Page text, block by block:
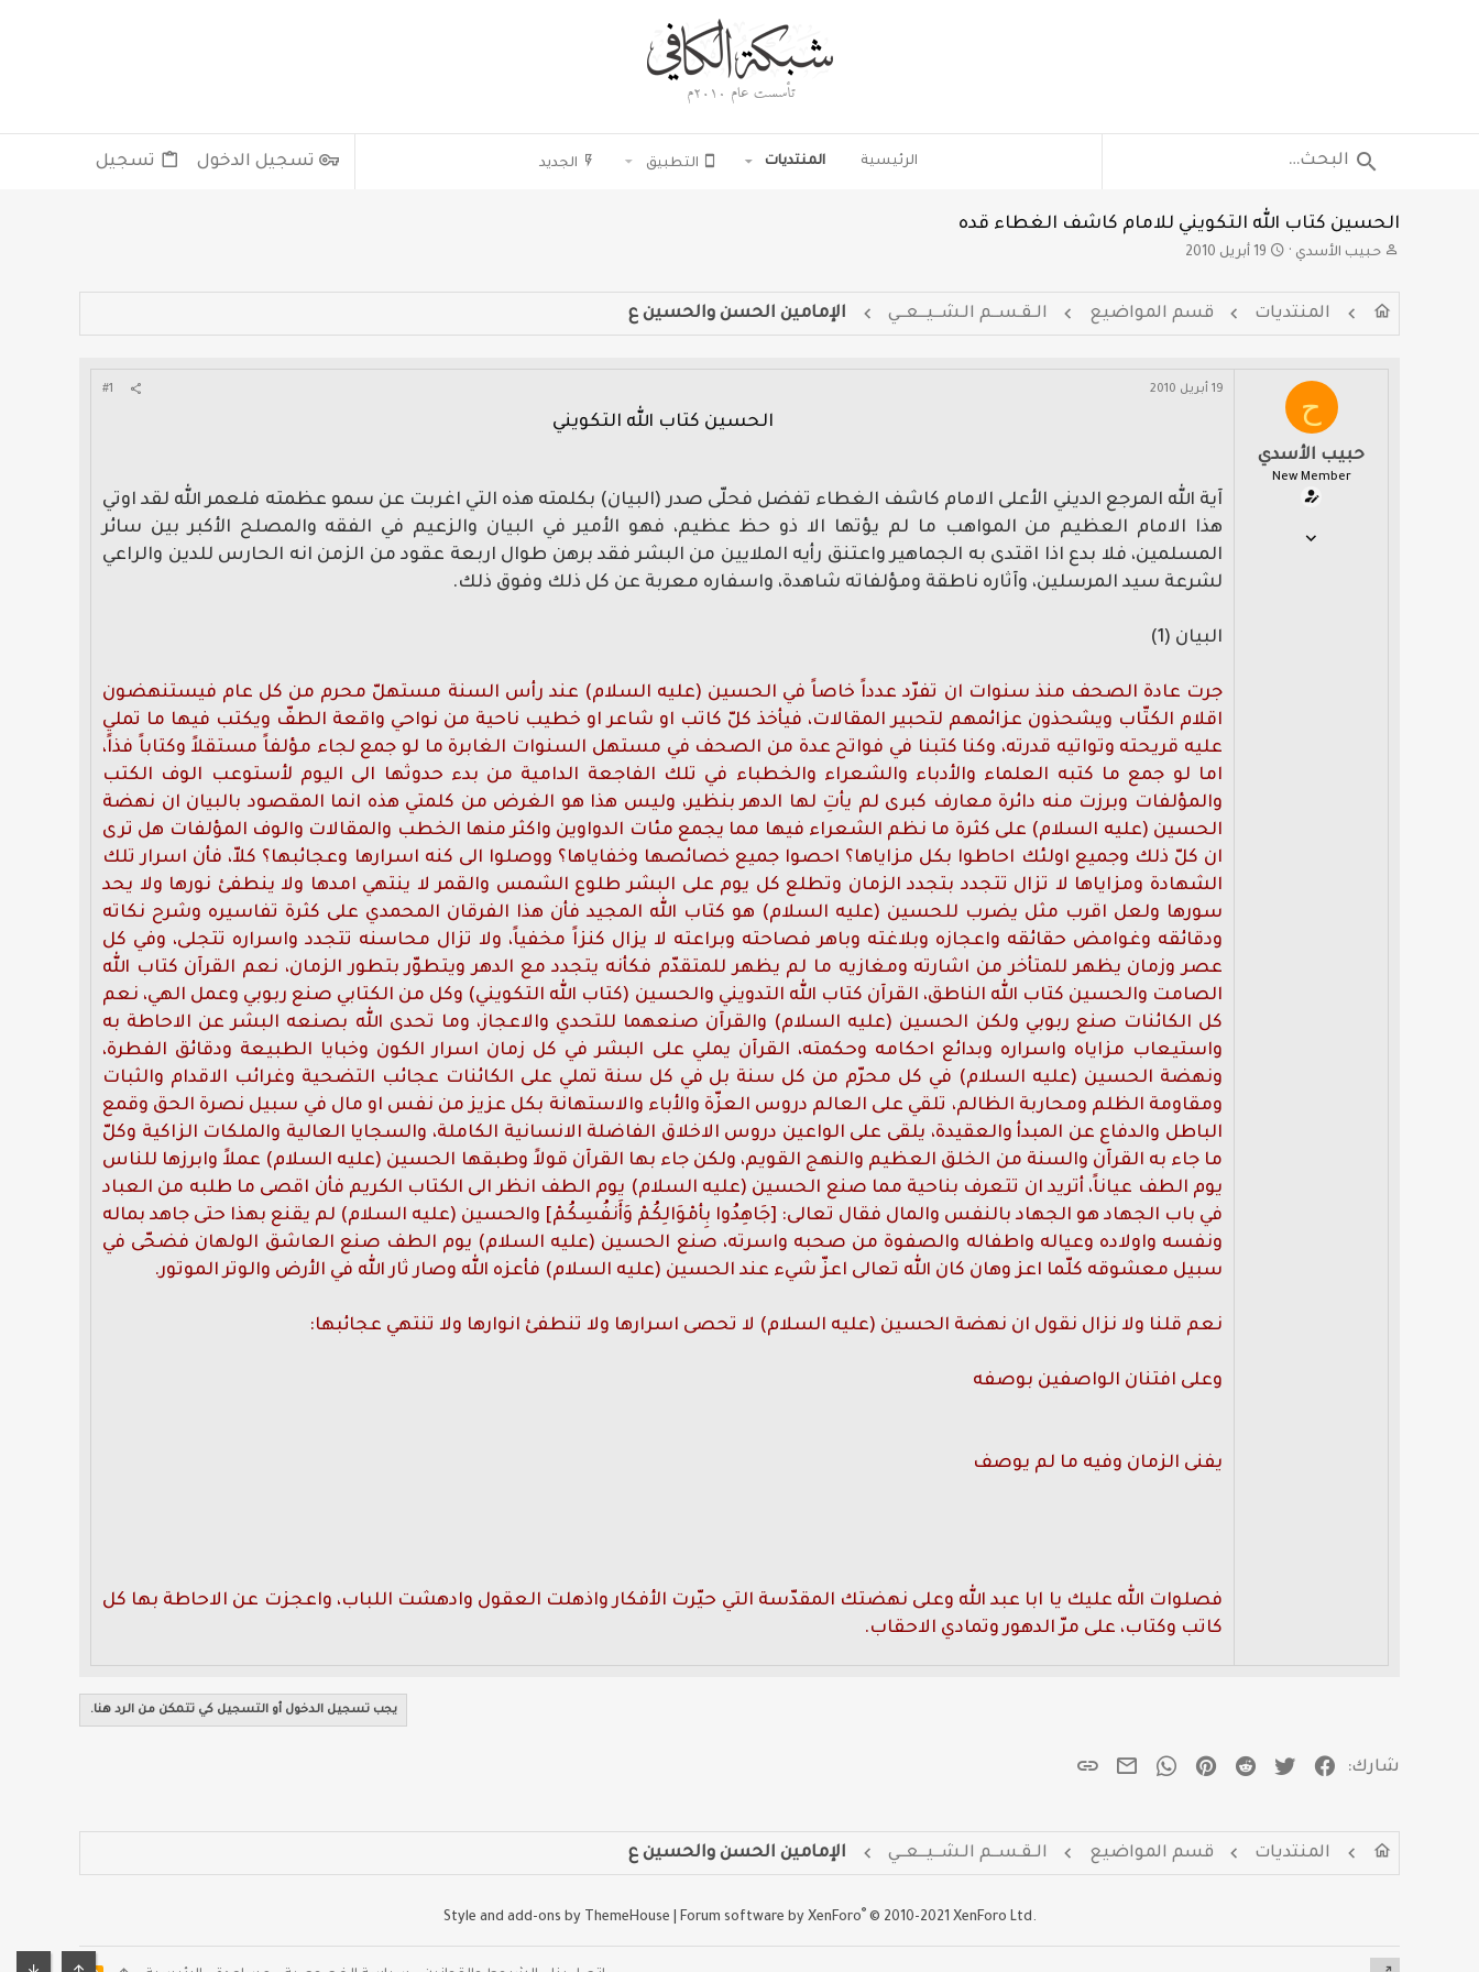
الرئيسية المنتديات التطبيق الجديد تسجيل الدخول تسجيل
الحسين كتاب الله التكويني للامام كاشف الغطاء قده
ب
د
ئ
ا
حبيب الأسدي
ت
ر
ي
خ
19 أبريل 2010
المنتديات قسم المواضيع الـقـســم الـشــيــعــي الإمامين الحسن والحسين ع
ح
حبيب الأسدي
New Member
19 أبريل 2010 #1
الحسين كتاب الله التكويني
آية الله المرجع الديني الأعلى الامام كاشف الغطاء تفضل فحلّى صدر (البيان) بكلمته هذه التي اغربت عن سمو عظمته فلعمر الله لقد اوتي
هذا الامام العظيم من المواهب ما لم يؤتها الا ذو حظ عظيم، فهو الأمير في البيان والزعيم في الفقه والمصلح الأكبر بين سائر
المسلمين، فلا بدع اذا اقتدى به الجماهير واعتنق رأيه الملايين من البشر فقد برهن طوال اربعة عقود من الزمن انه الحارس للدين والراعي
لشرعة سيد المرسلين، وآثاره ناطقة ومؤلفاته شاهدة، واسفاره معربة عن كل ذلك وفوق ذلك.
البيان (1)
جرت عادة الصحف منذ سنوات ان تفرّد عدداً خاصاً في الحسين (عليه السلام) عند رأس السنة مستهلّ محرم من كل عام فيستنهضون
اقلام الكتّاب ويشحذون عزائمهم لتحبير المقالات، فيأخذ كلّ كاتب او شاعر او خطيب ناحية من نواحي واقعة الطفّ ويكتب فيها ما تملي
عليه قريحته وتواتيه قدرته، وكنا كتبنا في فواتح عدة من الصحف في مستهل السنوات الغابرة ما لو جمع لجاء مؤلفاً مستقلاً وكتاباً فذاً،
اما لو جمع ما كتبه العلماء والأدباء والشعراء والخطباء في تلك الفاجعة الدامية من بدء حدوثها الى اليوم لأستوعب الوف الكتب
والمؤلفات وبرزت منه دائرة معارف كبرى لم يأتِ لها الدهر بنظير، وليس هذا هو الغرض من كلمتي هذه انما المقصود بالبيان ان نهضة
الحسين (عليه السلام) على كثرة ما نظم الشعراء فيها مما يجمع مئات الدواوين واكثر منها الخطب والمقالات والوف المؤلفات هل ترى
ان كلّ ذلك وجميع اولئك احاطوا بكل مزاياها؟ احصوا جميع خصائصها وخفاياها؟ ووصلوا الى كنه اسرارها وعجائبها؟ كلاّ، فأن اسرار تلك
الشهادة ومزاياها لا تزال تتجدد بتجدد الزمان وتطلع كل يوم على البشر طلوع الشمس والقمر لا ينتهي امدها ولا ينطفئ نورها ولا يحد
سورها ولعل اقرب مثل يضرب للحسين (عليه السلام) هو كتاب الله المجيد فأن هذا الفرقان المحمدي على كثرة تفاسيره وشرح نكاته
ودقائقه وغوامض حقائقه واعجازه وبلاغته وباهر فصاحته وبراعته لا يزال كنزاً مخفياً، ولا تزال محاسنه تتجدد واسراره تتجلى، وفي كل
عصر وزمان يظهر للمتأخر من اشارته ومغازيه ما لم يظهر للمتقدّم فكأنه يتجدد مع الدهر ويتطوّر بتطور الزمان، نعم القرآن كتاب الله
الصامت والحسين كتاب الله الناطق، القرآن كتاب الله التدويني والحسين (كتاب الله التكويني) وكل من الكتابي صنع ربوبي وعمل الهي، نعم
كل الكائنات صنع ربوبي ولكن الحسين (عليه السلام) والقرآن صنعهما للتحدي والاعجاز، وما تحدى الله بصنعه البشر عن الاحاطة به
واستيعاب مزاياه واسراره وبدائع احكامه وحكمته، القرآن يملي على البشر في كل زمان اسرار الكون وخبايا الطبيعة ودقائق الفطرة،
ونهضة الحسين (عليه السلام) في كل محرّم من كل سنة بل في كل سنة تملي على الكائنات عجائب التضحية وغرائب الاقدام والثبات
ومقاومة الظلم ومحاربة الظالم، تلقي على العالم دروس العزّة والأباء والاستهانة بكل عزيز من نفس او مال في سبيل نصرة الحق وقمع
الباطل والدفاع عن المبدأ والعقيدة، يلقى على الواعين دروس الاخلاق الفاضلة الانسانية الكاملة، والسجايا العالية والملكات الزاكية وكلّ
ما جاء به القرآن والسنة من الخلق العظيم والنهج القويم، ولكن جاء بها القرآن قولاً وطبقها الحسين (عليه السلام) عملاً وابرزها للناس
يوم الطف عياناً، أتريد ان تتعرف بناحية مما صنع الحسين (عليه السلام) يوم الطف انظر الى الكتاب الكريم فأن اقصى ما طلبه من العباد
في باب الجهاد هو الجهاد بالنفس والمال فقال تعالى: [جَاهِدُوا بِأمْوَالِكُمْ وَأَنفُسِكُمْ] والحسين (عليه السلام) لم يقنع بهذا حتى جاهد بماله
ونفسه واولاده وعياله واطفاله والصفوة من صحبه واسرته، صنع الحسين (عليه السلام) يوم الطف صنع العاشق الولهان فضحّى في
سبيل معشوقه كلّما اعز وهان كان الله تعالى اعزّ شيء عند الحسين (عليه السلام) فأعزه الله وصار ثار الله في الأرض والوتر الموتور.
نعم قلنا ولا نزال نقول ان نهضة الحسين (عليه السلام) لا تحصى اسرارها ولا تنطفئ انوارها ولا تنتهي عجائبها:
وعلى افتنان الواصفين بوصفه
يفنى الزمان وفيه ما لم يوصف
فصلوات الله عليك يا ابا عبد الله وعلى نهضتك المقدّسة التي حيّرت الأفكار واذهلت العقول وادهشت اللباب، واعجزت عن الاحاطة بها كل
كاتب وكتاب، على مرّ الدهور وتمادي الاحقاب.
يجب تسجيل الدخول أو التسجيل كي تتمكن من الرد هنا.
شارك: فيسبوك
تويتر Reddit
Pinterest
WhatsAppالبريد الإلكتروني
المنتديات قسم المواضيع الـقـســم الـشــيــعــي الإمامين الحسن والحسين ع
Forum software by XenForo® © 2010-2021 XenForo Ltd.
Style and add-ons by ThemeHouse